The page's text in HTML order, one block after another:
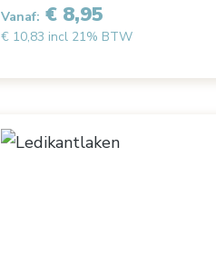
Vanaf: € 8,95
€ 10,83 incl 21% BTW